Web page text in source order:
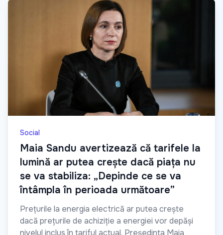
Social
Maia Sandu avertizează că tarifele la
lumină ar putea crește dacă piața nu
se va stabiliza: „Depinde ce se va
întâmpla în perioada următoare”
Prețurile la energia electrică ar putea crește
dacă prețurile de achiziție a energiei vor depăși
nivelul inclus în tariful actual. Președinta Maia